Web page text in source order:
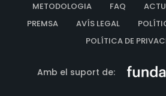
METODOLOGIA FAQ
PREMSA
AVÍS LEGAL
POLÍTICA DE
Amb el suport de: